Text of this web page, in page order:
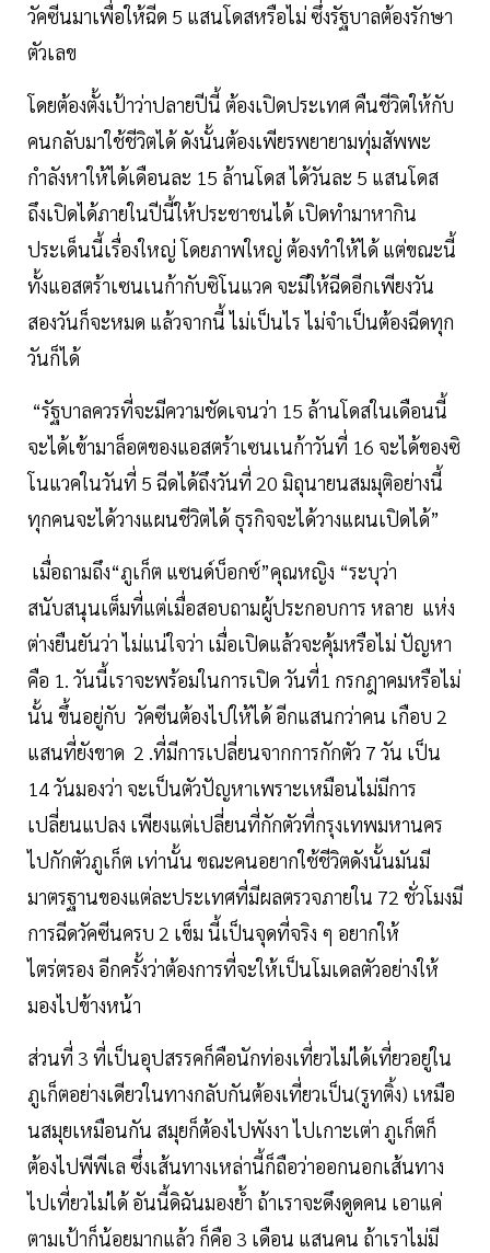
วัคซีนมาเพื่อให้ฉีด 5 แสนโดสหรือไม่ ซึ่งรัฐบาลต้องรักษา
ตัวเลข
โดยต้องตั้งเป้าว่าปลายปีนี้ ต้องเปิดประเทศ คืนชีวิตให้กับ
คนกลับมาใช้ชีวิตได้ ดังนั้นต้องเพียรพยายามทุ่มสัพพะ
กำลังหาให้ได้เดือนละ 15 ล้านโดส ได้วันละ 5 แสนโดส
ถึงเปิดได้ภายในปีนี้ให้ประชาชนได้ เปิดทำมาหากิน
ประเด็นนี้เรื่องใหญ่ โดยภาพใหญ่ ต้องทำให้ได้ แต่ขณะนี้
ทั้งแอสตร้าเซนเนก้ากับซิโนแวค จะมีให้ฉีดอีกเพียงวัน
สองวันก็จะหมด แล้วจากนี้ ไม่เป็นไร ไม่จำเป็นต้องฉีดทุก
วันก็ได้
“รัฐบาลควรที่จะมีความชัดเจนว่า 15 ล้านโดสในเดือนนี้
จะได้เข้ามาล็อตของแอสตร้าเซนเนก้าวันที่ 16 จะได้ของซิ
โนแวคในวันที่ 5 ฉีดได้ถึงวันที่ 20 มิถุนายนสมมุติอย่างนี้
ทุกคนจะได้วางแผนชีวิตได้ ธุรกิจจะได้วางแผนเปิดได้”
เมื่อถามถึง“ภูเก็ต แซนด์บ็อกซ์”คุณหญิง “ระบุว่า
สนับสนุนเต็มที่แต่เมื่อสอบถามผู้ประกอบการ หลาย แห่ง
ต่างยืนยันว่า ไม่แน่ใจว่า เมื่อเปิดแล้วจะคุ้มหรือไม่ ปัญหา
คือ 1. วันนี้เราจะพร้อมในการเปิด วันที่1 กรกฎาคมหรือไม่
นั้น ขึ้นอยู่กับ วัคซีนต้องไปให้ได้ อีกแสนกว่าคน เกือบ 2
แสนที่ยังขาด 2 .ที่มีการเปลี่ยนจากการกักตัว 7 วัน เป็น
14 วันมองว่า จะเป็นตัวปัญหาเพราะเหมือนไม่มีการ
เปลี่ยนแปลง เพียงแต่เปลี่ยนที่กักตัวที่กรุงเทพมหานคร
ไปกักตัวภูเก็ต เท่านั้น ขณะคนอยากใช้ชีวิตดังนั้นมันมี
มาตรฐานของแต่ละประเทศที่มีผลตรวจภายใน 72 ชั่วโมงมี
การฉีดวัคซีนครบ 2 เข็ม นี้เป็นจุดที่จริง ๆ อยากให้
ไตร่ตรอง อีกครั้งว่าต้องการที่จะให้เป็นโมเดลตัวอย่างให้
มองไปข้างหน้า
ส่วนที่ 3 ที่เป็นอุปสรรคก็คือนักท่องเที่ยวไม่ได้เที่ยวอยู่ใน
ภูเก็ตอย่างเดียวในทางกลับกันต้องเที่ยวเป็น(รูทติ้ง) เหมือ
นสมุยเหมือนกัน สมุยก็ต้องไปพังงา ไปเกาะเต่า ภูเก็ตก็
ต้องไปพีพีเล ซึ่งเส้นทางเหล่านี้ก็ถือว่าออกนอกเส้นทาง
ไปเที่ยวไม่ได้ อันนี้ดิฉันมองย้ำ ถ้าเราจะดึงดูดคน เอาแค่
ตามเป้าก็น้อยมากแล้ว ก็คือ 3 เดือน แสนคน ถ้าเราไม่มี